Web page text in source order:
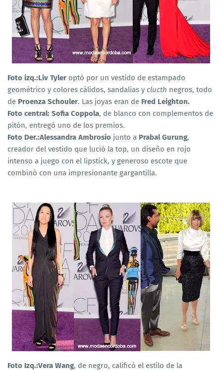
Foto izq.:Liv Tyler optó por un vestido de estampado
geométrico y colores cálidos, sandalias y clucth negros, todo
de Proenza Schouler. Las joyas eran de Fred Leighton.
Foto central: Sofia Coppola, de blanco con complementos de
pitón, entregó uno de los premios.
Foto Der.:Alessandra Ambrosio junto a Prabal Gurung,
creador del vestido que lució la top, un diseño en rojo
intenso a juego con el lipstick, y generoso escote que
combinó con una impresionante gargantilla.
Foto Izq.:Vera Wang, de negro, calificó el estilo de la